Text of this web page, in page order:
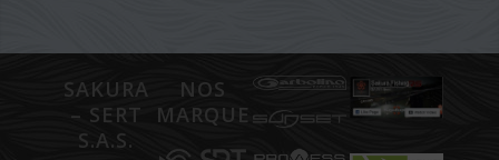
SAKURA
– SERT
S.A.S.
NOS
MARQUES